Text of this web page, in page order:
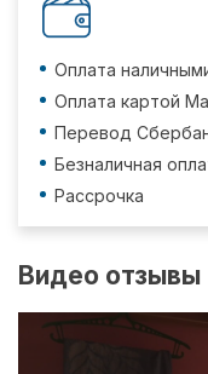
Оплата
Оплата картой
Перевод
Безналичная
Рассрочка
Видео отзывы